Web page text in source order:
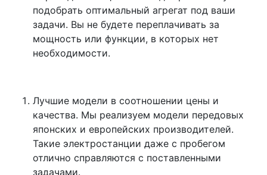
подобрать оптимальный агрегат под ваши
задачи. Вы не будете переплачивать за
мощность или функции, в которых нет
необходимости.
Лучшие модели в соотношении цены и
качества. Мы реализуем модели передовых
японских и европейских производителей.
Такие электростанции даже с пробегом
отлично справляются с поставленными
задачами.